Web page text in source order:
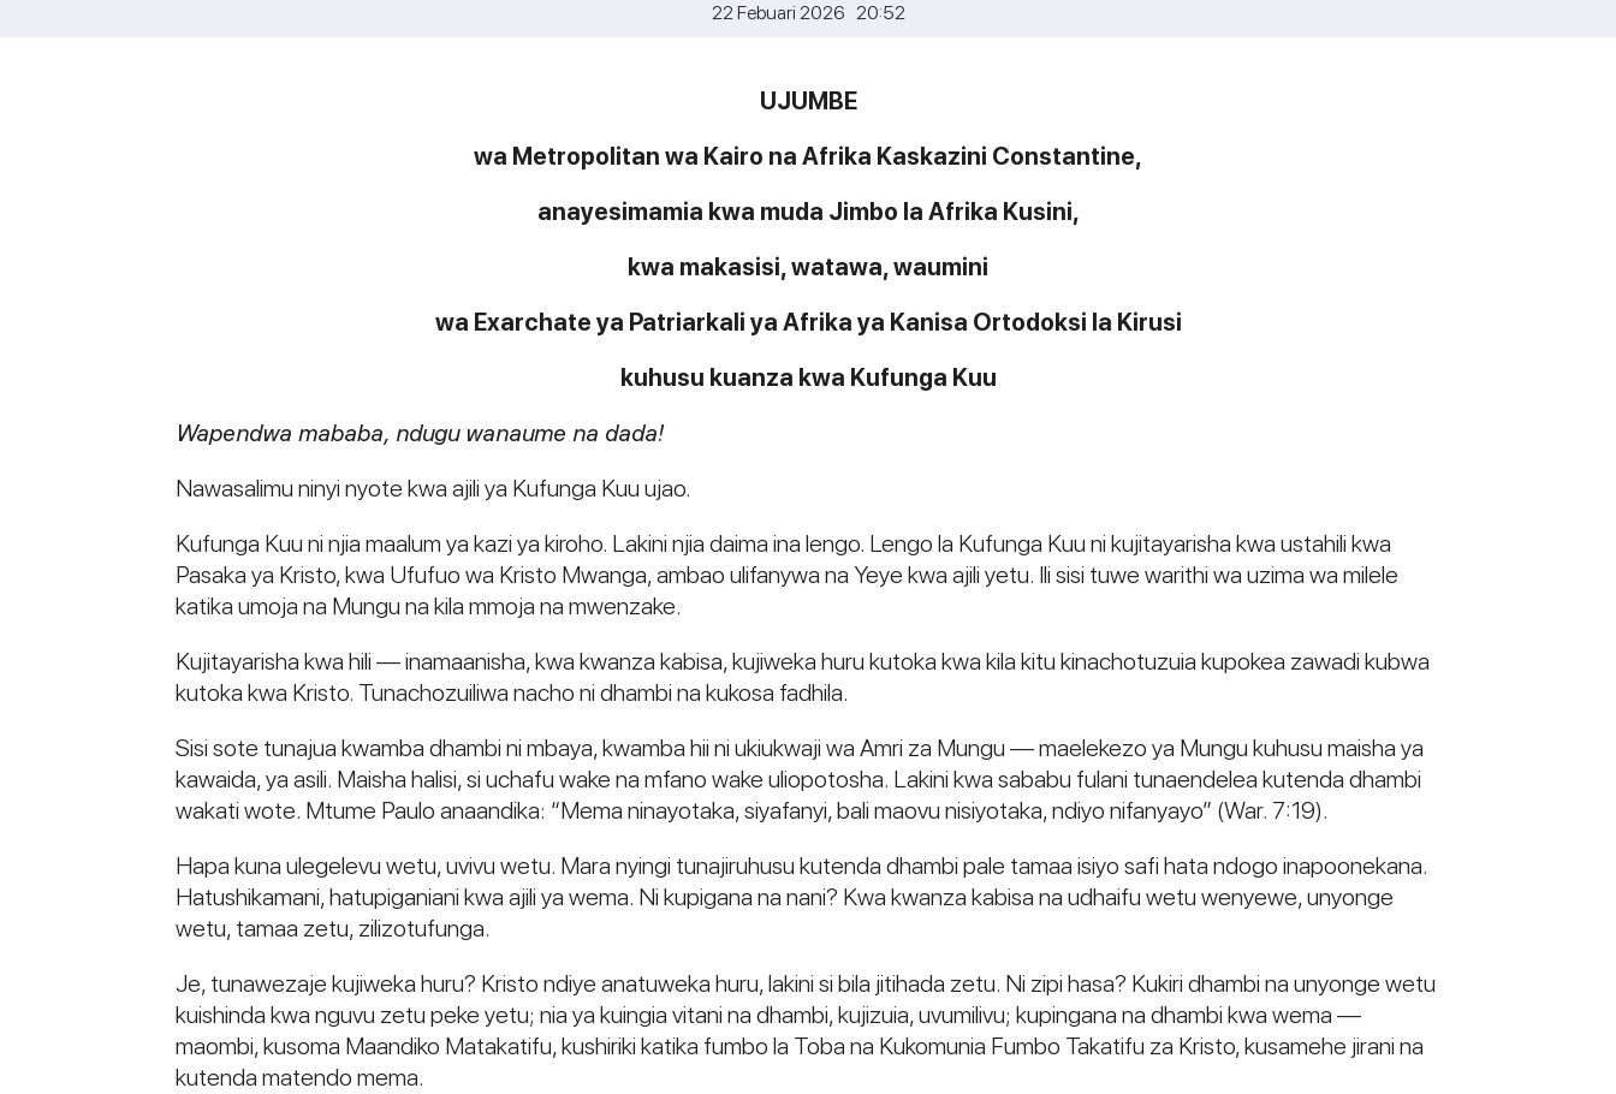
22 Febuari 2026 20:52
UJUMBE
wa Metropolitan wa Kairo na Afrika Kaskazini Constantine,
anayesimamia kwa muda Jimbo la Afrika Kusini,
kwa makasisi, watawa, waumini
wa Exarchate ya Patriarkali ya Afrika ya Kanisa Ortodoksi la Kirusi
kuhusu kuanza kwa Kufunga Kuu
Wapendwa mababa, ndugu wanaume na dada!
Nawasalimu ninyi nyote kwa ajili ya Kufunga Kuu ujao.
Kufunga Kuu ni njia maalum ya kazi ya kiroho. Lakini njia daima ina lengo. Lengo la Kufunga Kuu ni kujitayarisha kwa ustahili kwa
Pasaka ya Kristo, kwa Ufufuo wa Kristo Mwanga, ambao ulifanywa na Yeye kwa ajili yetu. Ili sisi tuwe warithi wa uzima wa milele
katika umoja na Mungu na kila mmoja na mwenzake.
Kujitayarisha kwa hili — inamaanisha, kwa kwanza kabisa, kujiweka huru kutoka kwa kila kitu kinachotuzuia kupokea zawadi kubwa
kutoka kwa Kristo. Tunachozuiliwa nacho ni dhambi na kukosa fadhila.
Sisi sote tunajua kwamba dhambi ni mbaya, kwamba hii ni ukiukwaji wa Amri za Mungu — maelekezo ya Mungu kuhusu maisha ya
kawaida, ya asili. Maisha halisi, si uchafu wake na mfano wake uliopotosha. Lakini kwa sababu fulani tunaendelea kutenda dhambi
wakati wote. Mtume Paulo anaandika: “Mema ninayotaka, siyafanyi, bali maovu nisiyotaka, ndiyo nifanyayo” (War. 7:19).
Hapa kuna ulegelevu wetu, uvivu wetu. Mara nyingi tunajiruhusu kutenda dhambi pale tamaa isiyo safi hata ndogo inapoonekana.
Hatushikamani, hatupiganiani kwa ajili ya wema. Ni kupigana na nani? Kwa kwanza kabisa na udhaifu wetu wenyewe, unyonge
wetu, tamaa zetu, zilizotufunga.
Je, tunawezaje kujiweka huru? Kristo ndiye anatuweka huru, lakini si bila jitihada zetu. Ni zipi hasa? Kukiri dhambi na unyonge wetu
kuishinda kwa nguvu zetu peke yetu; nia ya kuingia vitani na dhambi, kujizuia, uvumilivu; kupingana na dhambi kwa wema —
maombi, kusoma Maandiko Matakatifu, kushiriki katika fumbo la Toba na Kukomunia Fumbo Takatifu za Kristo, kusamehe jirani na
kutenda matendo mema.